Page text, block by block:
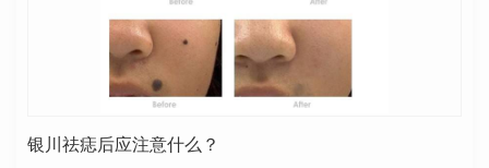
银川祛痣后应注意什么？